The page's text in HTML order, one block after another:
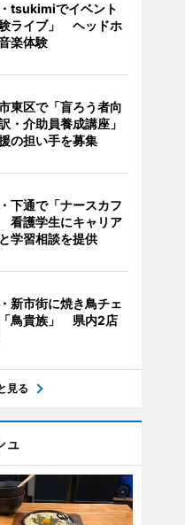
tsukimiでイベント
験ライブ」 ヘッドホ
楽体験
東区で「盲ろう者向
・介助員養成講座」
の担い手を募集
下通で「ナースカフ
看護学生にキャリア
学習相談を提供
新市街に焼き鳥チェ
鳥貴族」 県内2店
見る
ュ